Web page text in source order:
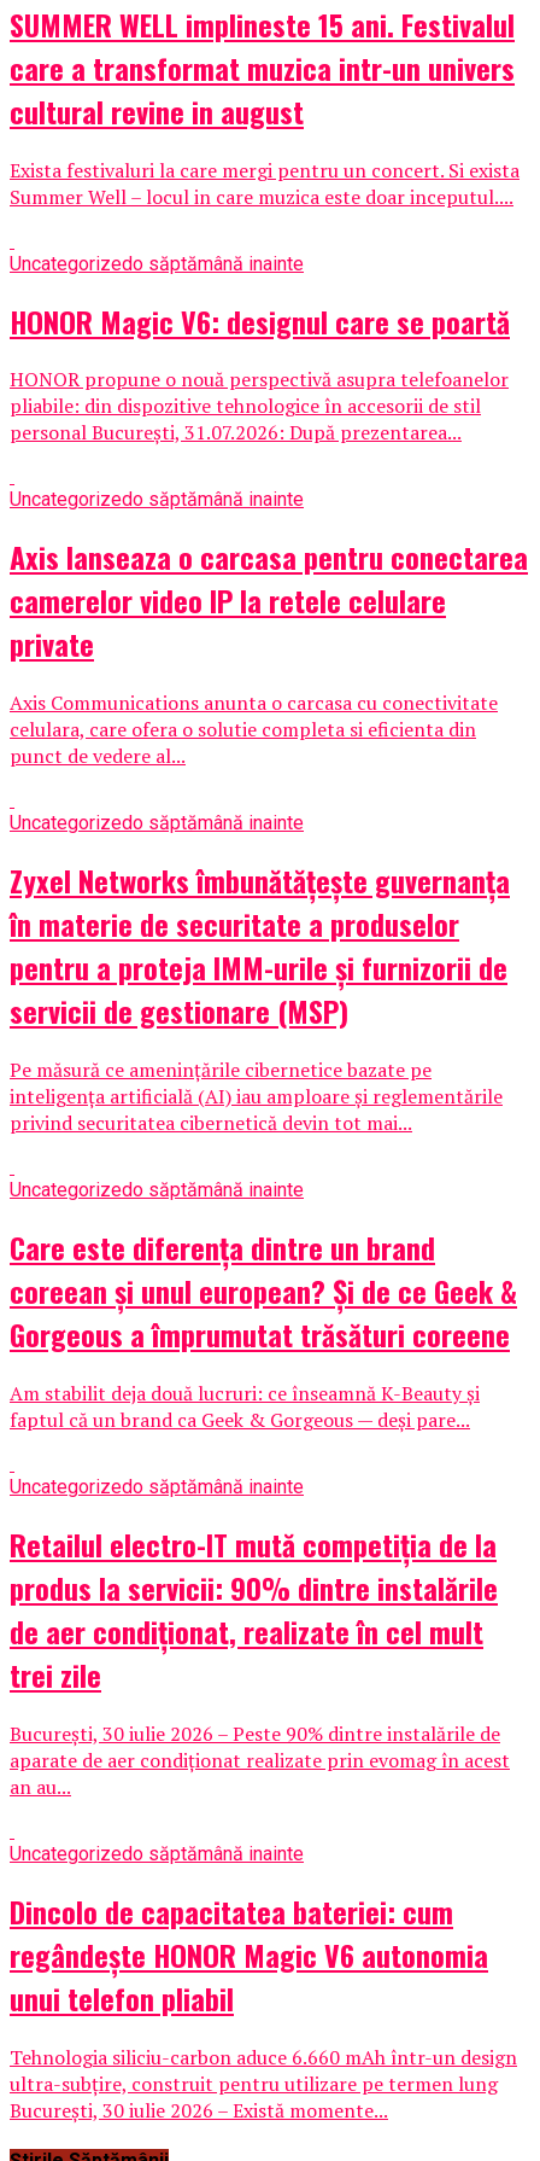
SUMMER WELL implineste 15 ani. Festivalul
care a transformat muzica intr-un univers
cultural revine in august
Exista festivaluri la care mergi pentru un concert. Si exista
Summer Well – locul in care muzica este doar inceputul....
Uncategorizedo săptămână inainte
HONOR Magic V6: designul care se poartă
HONOR propune o nouă perspectivă asupra telefoanelor
pliabile: din dispozitive tehnologice în accesorii de stil
personal București, 31.07.2026: După prezentarea...
Uncategorizedo săptămână inainte
Axis lanseaza o carcasa pentru conectarea
camerelor video IP la retele celulare
private
Axis Communications anunta o carcasa cu conectivitate
celulara, care ofera o solutie completa si eficienta din
punct de vedere al...
Uncategorizedo săptămână inainte
Zyxel Networks îmbunătățește guvernanța
în materie de securitate a produselor
pentru a proteja IMM-urile și furnizorii de
servicii de gestionare (MSP)
Pe măsură ce amenințările cibernetice bazate pe
inteligența artificială (AI) iau amploare și reglementările
privind securitatea cibernetică devin tot mai...
Uncategorizedo săptămână inainte
Care este diferența dintre un brand
coreean și unul european? Și de ce Geek &
Gorgeous a împrumutat trăsături coreene
Am stabilit deja două lucruri: ce înseamnă K-Beauty și
faptul că un brand ca Geek & Gorgeous — deși pare...
Uncategorizedo săptămână inainte
Retailul electro-IT mută competiția de la
produs la servicii: 90% dintre instalările
de aer condiționat, realizate în cel mult
trei zile
București, 30 iulie 2026 – Peste 90% dintre instalările de
aparate de aer condiționat realizate prin evomag în acest
an au...
Uncategorizedo săptămână inainte
Dincolo de capacitatea bateriei: cum
regândește HONOR Magic V6 autonomia
unui telefon pliabil
Tehnologia siliciu-carbon aduce 6.660 mAh într-un design
ultra-subțire, construit pentru utilizare pe termen lung
București, 30 iulie 2026 – Există momente...